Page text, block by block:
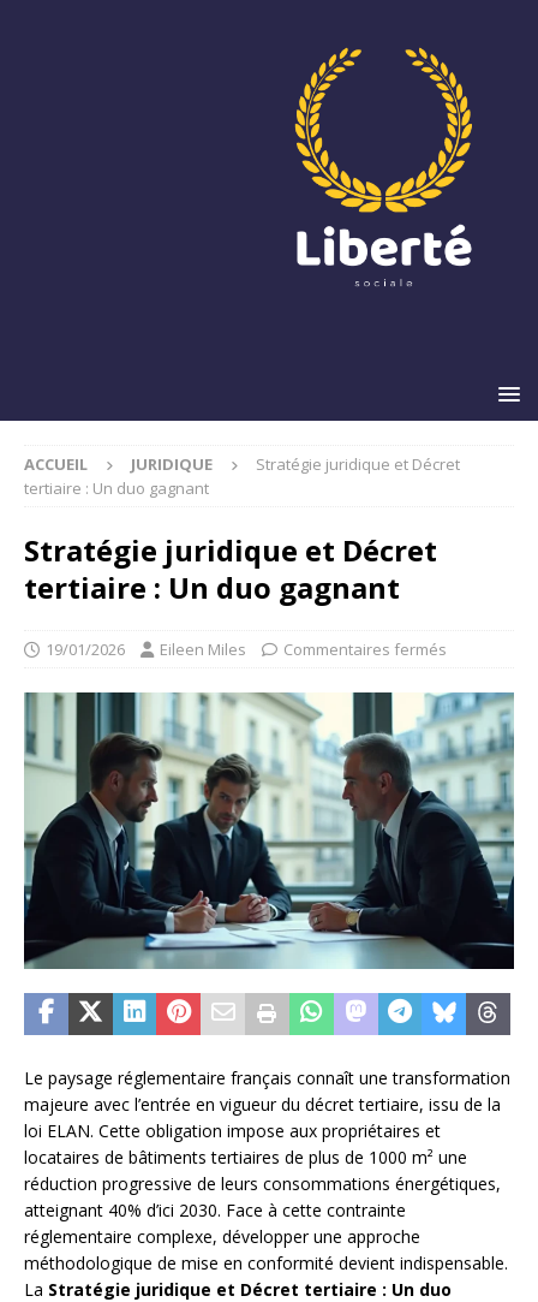
ACCUEIL JURIDIQUE
Stratégie juridique et Décret
tertiaire : Un duo gagnant
Stratégie juridique et Décret
tertiaire : Un duo gagnant
19/01/2026 Eileen Miles Commentaires fermés
Le paysage réglementaire français connaît une transformation
majeure avec l’entrée en vigueur du décret tertiaire, issu de la
loi ELAN. Cette obligation impose aux propriétaires et
locataires de bâtiments tertiaires de plus de 1000 m² une
réduction progressive de leurs consommations énergétiques,
atteignant 40% d’ici 2030. Face à cette contrainte
réglementaire complexe, développer une approche
méthodologique de mise en conformité devient indispensable.
La Stratégie juridique et Décret tertiaire : Un duo